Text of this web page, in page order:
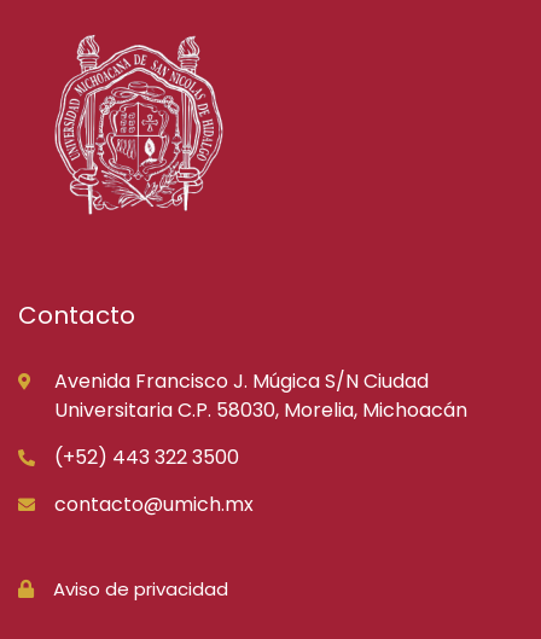
Contacto
Avenida Francisco J. Múgica S/N Ciudad
Universitaria C.P. 58030, Morelia, Michoacán
(+52) 443 322 3500
contacto@umich.mx
Aviso de privacidad